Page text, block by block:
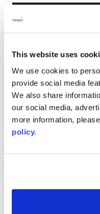
This website uses
We use cookies to
provide social media
We also share
our social media,
more information,
policy.
90"W x90"L x
100"W x100 "L x
Millimeter
2540mmW x2540